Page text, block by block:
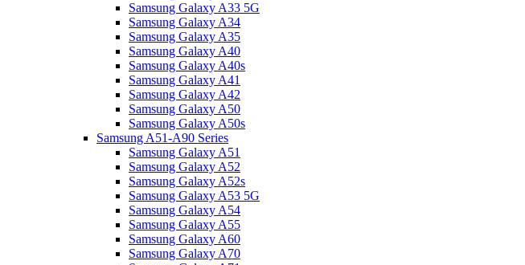
Samsung Galaxy A33 5G
Samsung Galaxy A34
Samsung Galaxy A35
Samsung Galaxy A40
Samsung Galaxy A40s
Samsung Galaxy A41
Samsung Galaxy A42
Samsung Galaxy A50
Samsung Galaxy A50s
Samsung A51-A90 Series
Samsung Galaxy A51
Samsung Galaxy A52
Samsung Galaxy A52s
Samsung Galaxy A53 5G
Samsung Galaxy A54
Samsung Galaxy A55
Samsung Galaxy A60
Samsung Galaxy A70